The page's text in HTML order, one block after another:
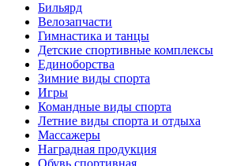
Бильярд
Велозапчасти
Гимнастика и танцы
Детские спортивные комплексы
Единоборства
Зимние виды спорта
Игры
Командные виды спорта
Летние виды спорта и отдыха
Массажеры
Наградная продукция
Обувь спортивная